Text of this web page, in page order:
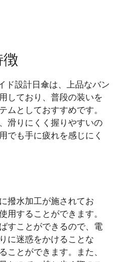
ド設計日傘は、上品なバン
しており、普段の装いを
ムとしておすすめです。
滑りにくく握りやすいの
でも手に疲れを感じにく
撥水加工が施されてお
用することができます。
すことができるので、電
に迷惑をかけることな
ことができます。また、